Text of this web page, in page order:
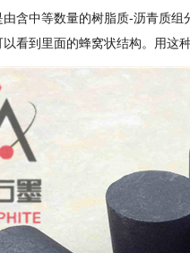
含中等数量的树脂质-沥青质
看到里面的蜂窝状结构。用这